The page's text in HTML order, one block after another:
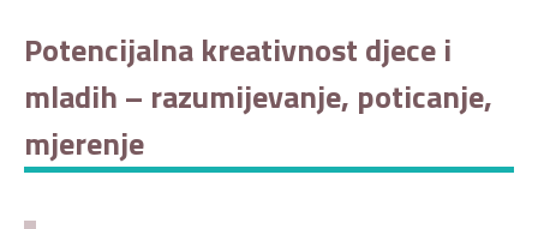
Potencijalna kreativnost djece i
mladih – razumijevanje, poticanje,
mjerenje